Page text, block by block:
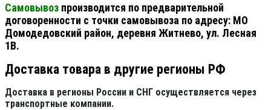
Самовывоз производится по предварительной
договоренности с точки самовывоза по адресу: МО
Домодедовский район, деревня Житнево, ул. Лесная
1В.
Доставка товара в другие регионы РФ
Доставка в регионы России и СНГ осуществляется через
транспортные компании.